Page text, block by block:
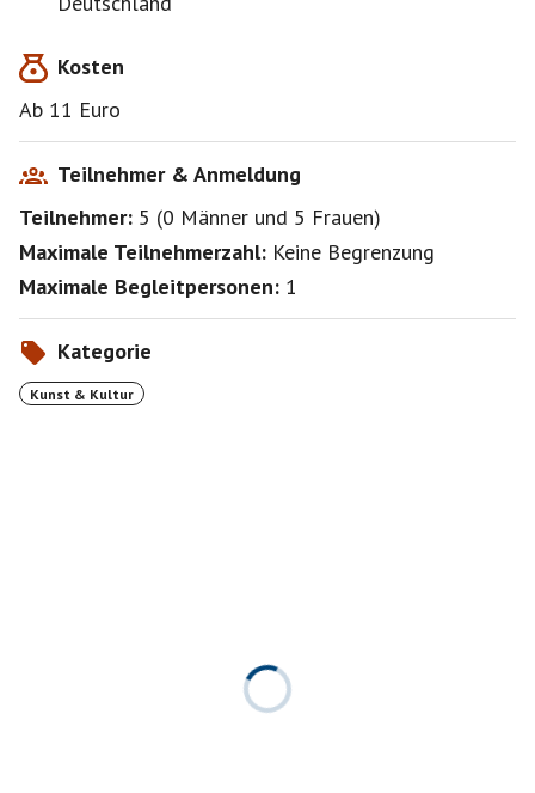
Kosten
Ab 11 Euro
Teilnehmer & Anmeldung
Teilnehmer: 5 (0 Männer und 5 Frauen)
Maximale Teilnehmerzahl: Keine Begrenzung
Maximale Begleitpersonen: 1
Kategorie
Kunst & Kultur